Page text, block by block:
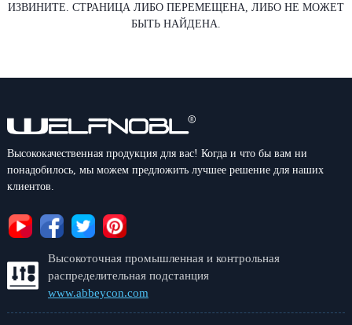
ИЗВИНИТЕ. СТРАНИЦА ЛИБО ПЕРЕМЕЩЕНА, ЛИБО НЕ МОЖЕТ
БЫТЬ НАЙДЕНА.
Высококачественная продукция для вас! Когда и что бы вам ни
понадобилось, мы можем предложить лучшее решение для наших
клиентов.
Высокоточная промышленная и контрольная
распределительная подстанция
www.abbeycon.com